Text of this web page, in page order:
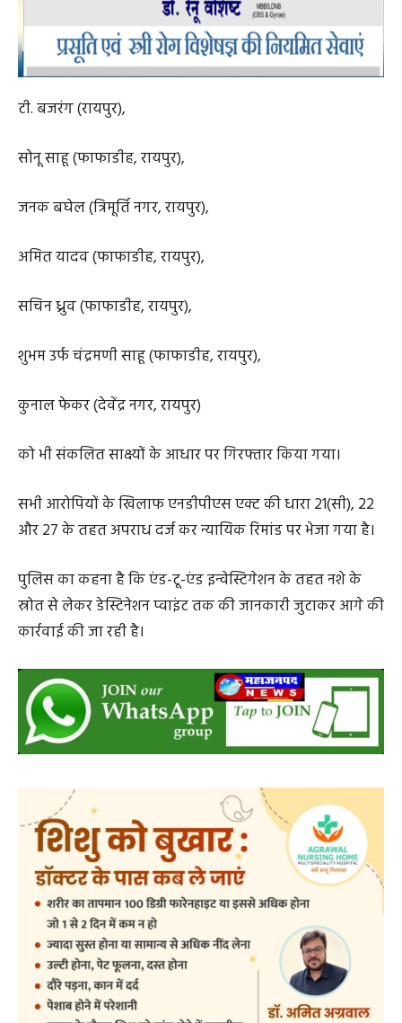
Search
ADV.
RECENT POSTS